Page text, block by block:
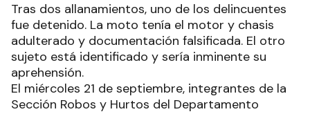
Tras dos allanamientos, uno de los delincuentes
fue detenido. La moto tenía el motor y chasis
adulterado y documentación falsificada. El otro
sujeto está identificado y sería inminente su
aprehensión.
El miércoles 21 de septiembre, integrantes de la
Sección Robos y Hurtos del Departamento